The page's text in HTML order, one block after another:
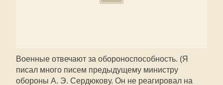
Военные отвечают за обороноспособность. (Я
писал много писем предыдущему министру
обороны А. Э. Сердюкову. Он не реагировал на